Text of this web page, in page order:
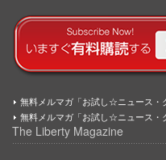
無料メルマガ「お試し☆ニュース・
無料メルマガ「お試し☆ニュース・
The Liberty Magazine